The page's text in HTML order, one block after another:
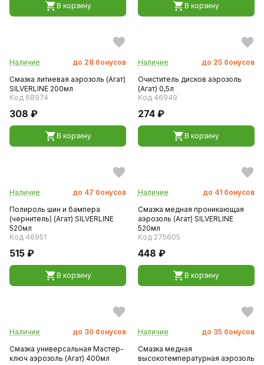
В корзину В корзину
Наличие до 28 бонусов
Смазка литиевая аэрозоль (Агат)
SILVERLINE 200мл
Код 68974
308 ₽
В корзину
Наличие до 25 бонусов
Очиститель дисков аэрозоль
(Агат) 0,5л
Код 46949
274 ₽
В корзину
Наличие до 47 бонусов
Полироль шин и бампера
(чернитель) (Агат) SILVERLINE
520мл
Код 46951
515 ₽
В корзину
Наличие до 41 бонусов
Смазка медная проникающая
аэрозоль (Агат) SILVERLINE
520мл
Код 275605
448 ₽
В корзину
Наличие до 30 бонусов
Смазка универсальная Мастер-
ключ аэрозоль (Агат) 400мл
Наличие до 35 бонусов
Смазка медная
высокотемпературная аэрозоль